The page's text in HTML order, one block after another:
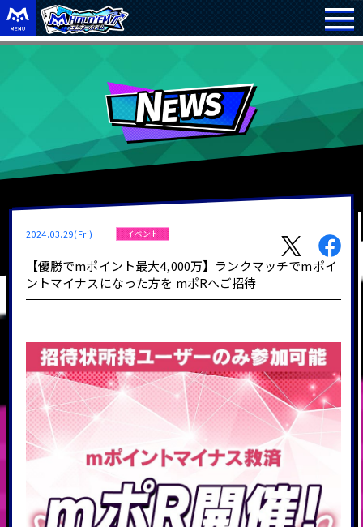
2024.03.29(Fri) イベント
【優勝でmポイント最大4,000万】ランクマッチでmポイ
ントマイナスになった方を mポRへご招待